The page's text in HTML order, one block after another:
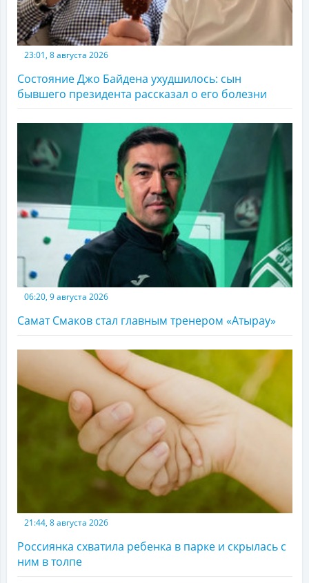
23:01, 8 августа 2026
Состояние Джо Байдена ухудшилось: сын
бывшего президента рассказал о его болезни
06:20, 9 августа 2026
Самат Смаков стал главным тренером «Атырау»
21:44, 8 августа 2026
Россиянка схватила ребенка в парке и скрылась с
ним в толпе